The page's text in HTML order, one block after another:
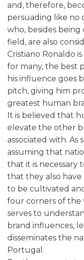
and, therefore,
persuading like no
who, besides
field, are also
Cristiano Ronaldo
for many, the best
his influence goes
pitch, giving him
greatest human
It is believed that
elevate the other
associated with. As
assuming that
that it is necessary
that they also
to be cultivated
four corners of the
serves to
brand influences,
disseminates the
Portugal.